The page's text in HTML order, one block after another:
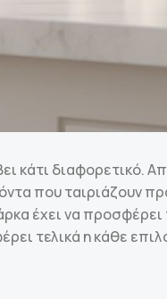
κάτι διαφορετικό.
που ταιριάζουν
έχει να προσφέρει
τελικά η κάθε